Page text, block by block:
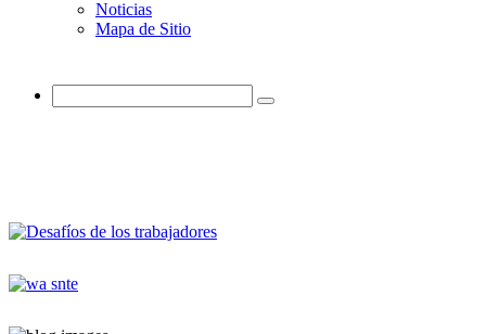
Noticias
Mapa de Sitio